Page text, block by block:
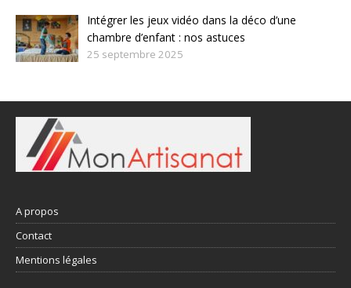
Intégrer les jeux vidéo dans la déco d’une
chambre d’enfant : nos astuces
25 septembre 2025
A propos
Contact
Mentions légales